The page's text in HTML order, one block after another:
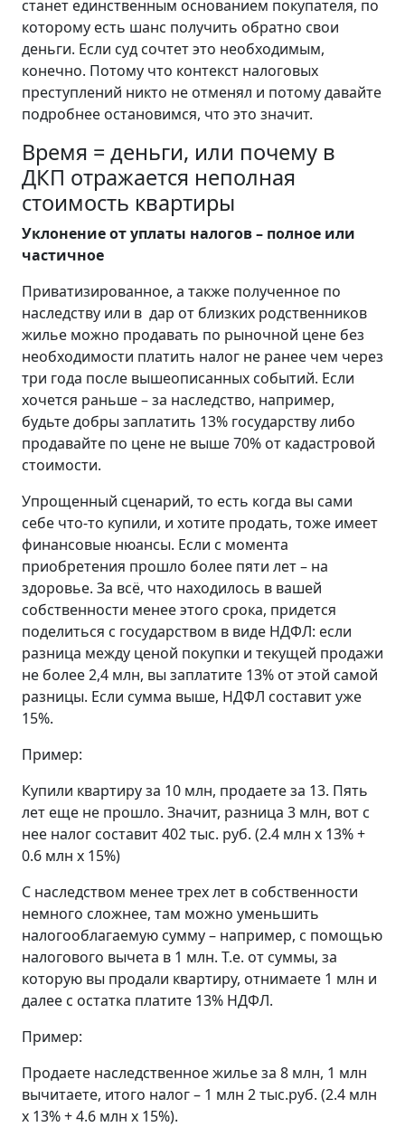
станет единственным основанием покупателя, по
которому есть шанс получить обратно свои
деньги. Если суд сочтет это необходимым,
конечно. Потому что контекст налоговых
преступлений никто не отменял и потому давайте
подробнее остановимся, что это значит.
Время = деньги, или почему в
ДКП отражается неполная
стоимость квартиры
Уклонение от уплаты налогов – полное или
частичное
Приватизированное, а также полученное по
наследству или в дар от близких родственников
жилье можно продавать по рыночной цене без
необходимости платить налог не ранее чем через
три года после вышеописанных событий. Если
хочется раньше – за наследство, например,
будьте добры заплатить 13% государству либо
продавайте по цене не выше 70% от кадастровой
стоимости.
Упрощенный сценарий, то есть когда вы сами
себе что-то купили, и хотите продать, тоже имеет
финансовые нюансы. Если с момента
приобретения прошло более пяти лет – на
здоровье. За всё, что находилось в вашей
собственности менее этого срока, придется
поделиться с государством в виде НДФЛ: если
разница между ценой покупки и текущей продажи
не более 2,4 млн, вы заплатите 13% от этой самой
разницы. Если сумма выше, НДФЛ составит уже
15%.
Пример:
Купили квартиру за 10 млн, продаете за 13. Пять
лет еще не прошло. Значит, разница 3 млн, вот с
нее налог составит 402 тыс. руб. (2.4 млн х 13% +
0.6 млн х 15%)
С наследством менее трех лет в собственности
немного сложнее, там можно уменьшить
налогооблагаемую сумму – например, с помощью
налогового вычета в 1 млн. Т.е. от суммы, за
которую вы продали квартиру, отнимаете 1 млн и
далее с остатка платите 13% НДФЛ.
Пример:
Продаете наследственное жилье за 8 млн, 1 млн
вычитаете, итого налог – 1 млн 2 тыс.руб. (2.4 млн
х 13% + 4.6 млн х 15%).